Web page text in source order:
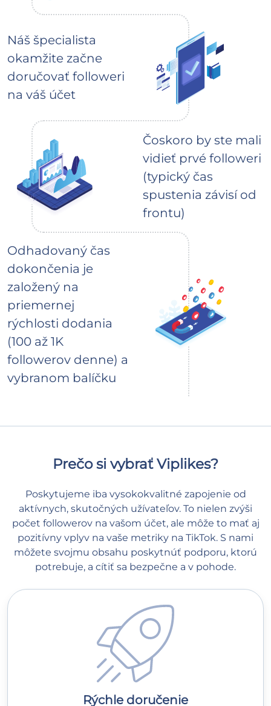
Náš špecialista
okamžite začne
doručovať followeri
na váš účet
Čoskoro by ste mali
vidieť prvé followeri
(typický čas
spustenia závisí od
frontu)
Odhadovaný čas
dokončenia je
založený na
priemernej
rýchlosti dodania
(100 až 1K
followerov denne) a
vybranom balíčku
Prečo si vybrať Viplikes?
Poskytujeme iba vysokokvalitné zapojenie od
aktívnych, skutočných užívateľov. To nielen zvýši
počet followerov na vašom účet, ale môže to mať aj
pozitívny vplyv na vaše metriky na TikTok. S nami
môžete svojmu obsahu poskytnúť podporu, ktorú
potrebuje, a cítiť sa bezpečne a v pohode.
Rýchle doručenie